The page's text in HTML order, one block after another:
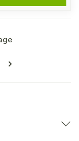
la page